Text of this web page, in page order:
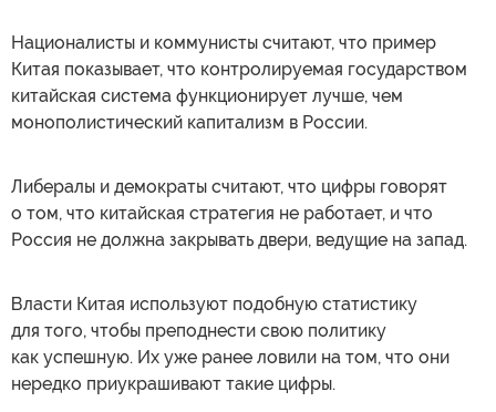
Националисты и коммунисты считают, что пример
Китая показывает, что контролируемая государством
китайская система функционирует лучше, чем
монополистический капитализм в России.
Либералы и демократы считают, что цифры говорят
о том, что китайская стратегия не работает, и что
Россия не должна закрывать двери, ведущие на запад.
Власти Китая используют подобную статистику
для того, чтобы преподнести свою политику
как успешную. Их уже ранее ловили на том, что они
нередко приукрашивают такие цифры.